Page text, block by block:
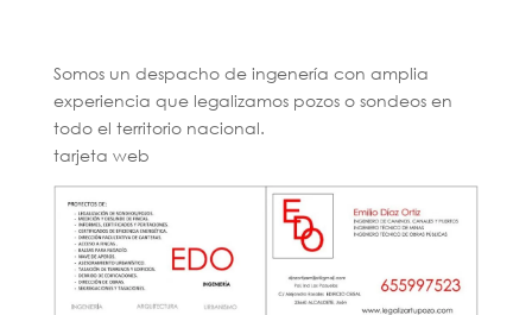
Somos un despacho de ingenería con amplia
experiencia que legalizamos pozos o sondeos en
todo el territorio nacional.
tarjeta web